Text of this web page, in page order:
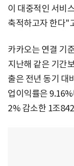
이 대중적인 서비
축적하고자 한다"
카카오는 연결 기
지난해 같은 기간
출은 전년 동기 대
업이익률은
2% 감소한 1조